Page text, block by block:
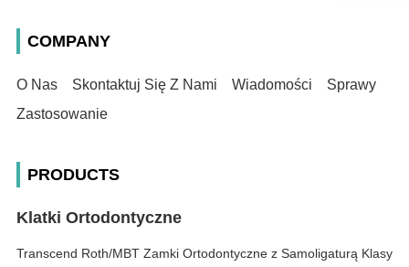
COMPANY
O Nas Skontaktuj Się Z Nami Wiadomości
Sprawy
Zastosowanie
PRODUCTS
Klatki Ortodontyczne
Transcend Roth/MBT Zamki Ortodontyczne z Samoligaturą Klasy